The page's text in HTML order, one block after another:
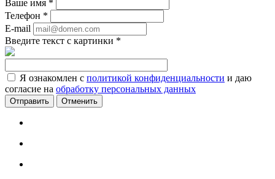
Ваше имя *
Телефон *
E-mail
Введите текст с картинки *
Я ознакомлен с политикой конфиденциальности и даю
согласие на обработку персональных данных
Отменить